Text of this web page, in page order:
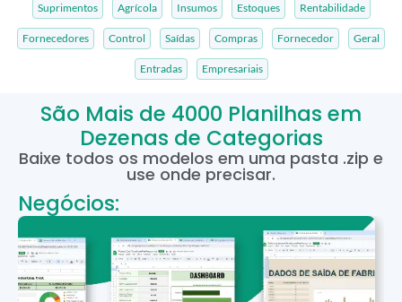
Suprimentos Agrícola Insumos Estoques Rentabilidade
Fornecedores Control Saídas Compras Fornecedor Geral
Entradas Empresariais
São Mais de 4000 Planilhas em
Dezenas de Categorias
Baixe todos os modelos em uma pasta .zip e
use onde precisar.
Negócios: